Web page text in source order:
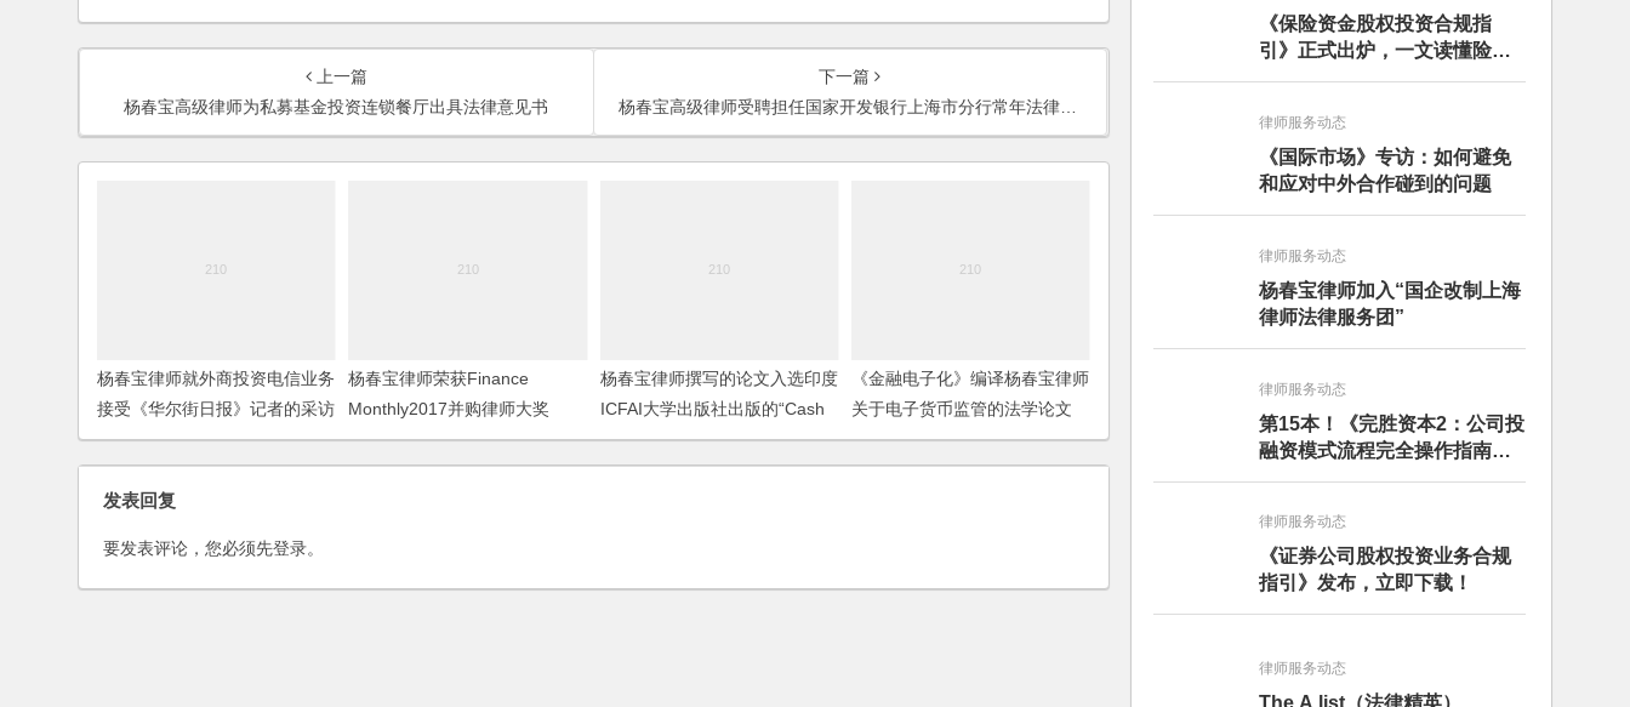
上一篇
杨春宝高级律师为私募基金投资连锁餐厅出具法律意见书
下一篇
杨春宝高级律师受聘担任国家开发银行上海市分行常年法律顾问
杨春宝律师就外商投资电信业务
接受《华尔街日报》记者的采访
杨春宝律师荣获Finance
Monthly2017并购律师大奖
杨春宝律师撰写的论文入选印度
ICFAI大学出版社出版的“Cash
to Plastic: Issues and
Perspectives”一书中
《金融电子化》编译杨春宝律师
关于电子货币监管的法学论文
发表回复
要发表评论，您必须先登录。
《保险资金股权投资合规指
引》正式出炉，一文读懂险资
股权投资合规要点
律师服务动态
《国际市场》专访：如何避免
和应对中外合作碰到的问题
律师服务动态
杨春宝律师加入“国企改制上海
律师法律服务团”
律师服务动态
第15本！《完胜资本2：公司投
融资模式流程完全操作指南》
（第四版）出版
律师服务动态
《证券公司股权投资业务合规
指引》发布，立即下载！
律师服务动态
The A list（法律精英）